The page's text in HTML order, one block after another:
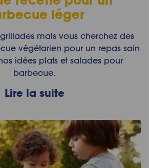
léger
mais vous cherchez des
végétarien pour un repas sain
idées plats et salades pour
barbecue.
Lire la suite